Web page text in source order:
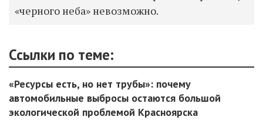
«черного неба» невозможно.
Ссылки по теме:
«Ресурсы есть, но нет трубы»: почему
автомобильные выбросы остаются большой
экологической проблемой Красноярска